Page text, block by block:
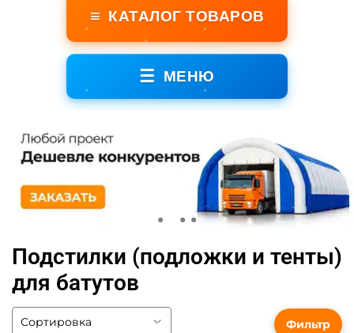
≡ КАТАЛОГ ТОВАРОВ
☰ МЕНЮ
Подстилки (подложки и тенты)
для батутов
Фильтр